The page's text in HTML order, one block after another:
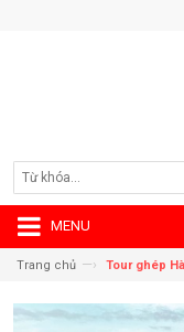
MENU
Trang chủ —› Tour ghép